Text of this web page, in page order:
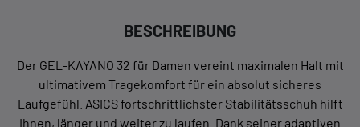
BESCHREIBUNG
Der GEL-KAYANO 32 für Damen vereint maximalen Halt mit
ultimativem Tragekomfort für ein absolut sicheres
Laufgefühl. ASICS fortschrittlichster Stabilitätsschuh hilft
Ihnen, länger und weiter zu laufen. Dank seiner adaptiven